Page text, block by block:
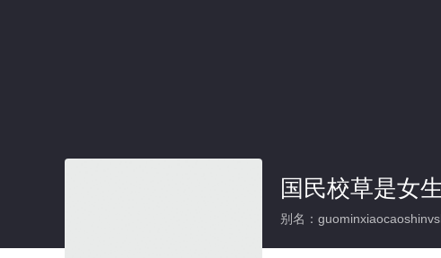
国民校草是女
别名：